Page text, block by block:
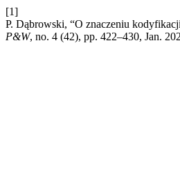
[1]
P. Dąbrowski, “O znaczeniu
P&W, no. 4 (42), pp. 422–430, Jan.